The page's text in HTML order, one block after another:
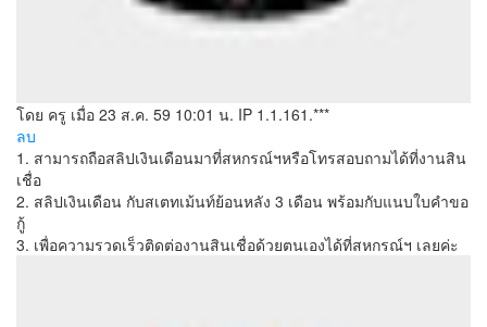
โดย ครู เมื่อ 23 ส.ค. 59 10:01 น. IP 1.1.161.***
ลบ
1. สามารถถือสลิปเงินเดือนมาที่สหกรณ์ฯหรือโทรสอบถามได้ที่งานสิน
เชื่อ
2. สลิปเงินเดือน กับสเตทเม้นท์ย้อนหลัง 3 เดือน พร้อมกับแนบใบคำขอ
กู้
3. เพื่อความรวดเร็วติดต่องานสินเชื่อด้วยตนเองได้ที่สหกรณ์ฯ เลยค่ะ